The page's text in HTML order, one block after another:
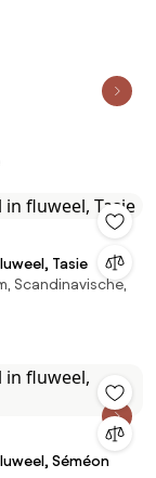
Tasie
Scandinavische,
Séméon